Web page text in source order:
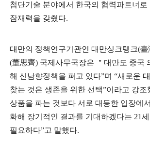
첨단기술 분야에서 한국의 협력파트너로
잠재력을 갖췄다.
대만의 정책연구기관인 대만싱크탱크(臺
(董思齊) 국제사무국장은 ＂ 대만도 중국
해 신남향정책을 펴고 있다”며 “새로운
찾는 것은 생존을 위한 선택”이라고 강조
상품을 파는 것보다 서로 대등한 입장에
화해 장기적인 결과를 기대하겠다는 21
필요하다”고 말했다.